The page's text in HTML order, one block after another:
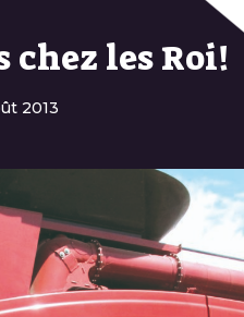
chez les Roi!
2013